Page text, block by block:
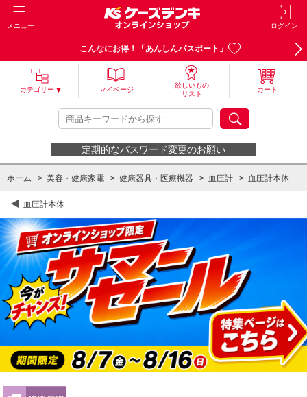
メニュー ログイン
こんなにお得！「あんしんパスポート」
カテゴリー マイページ
欲しいもの
リスト
カート
定期的なパスワード変更のお願い
ホーム > 美容・健康家電 > 健康器具・医療機器 > 血圧計 > 血圧計本体
血圧計本体